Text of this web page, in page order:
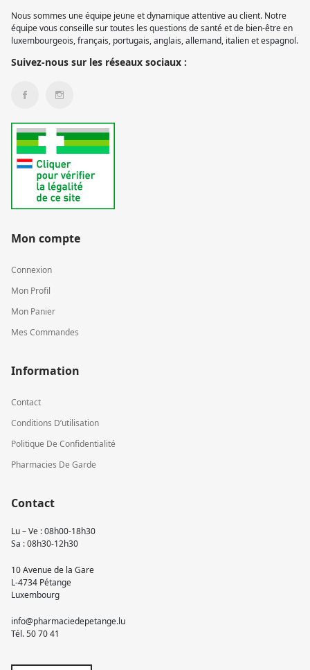
Nous sommes une équipe jeune et dynamique attentive au client. Notre
équipe vous conseille sur toutes les questions de santé et de bien-être en
luxembourgeois, français, portugais, anglais, allemand, italien et espagnol.
Suivez-nous sur les réseaux sociaux :
Mon compte
Connexion
Mon Profil
Mon Panier
Mes Commandes
Information
Contact
Conditions D’utilisation
Politique De Confidentialité
Pharmacies De Garde
Contact
Lu – Ve : 08h00-18h30
Sa : 08h30-12h30
10 Avenue de la Gare
L-4734 Pétange
Luxembourg
info@pharmaciedepetange.lu
Tél.50 70 41